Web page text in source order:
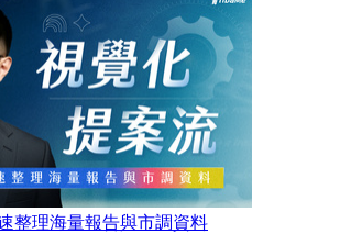
整理海量報告與市調資料